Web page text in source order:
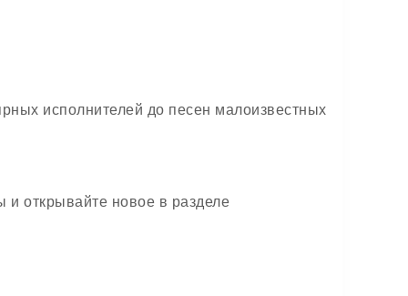
исполнителей до песен малоизвестных
открывайте новое в разделе